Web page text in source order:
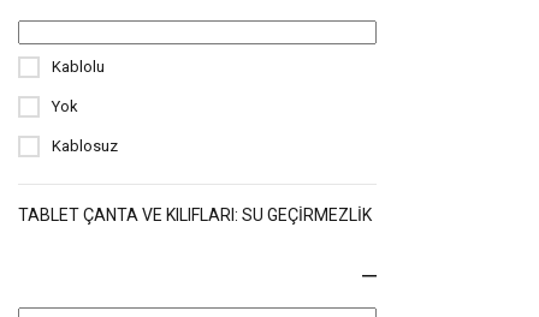
Kablolu
Yok
Kablosuz
TABLET ÇANTA VE KILIFLARI: SU GEÇIRMEZLIK